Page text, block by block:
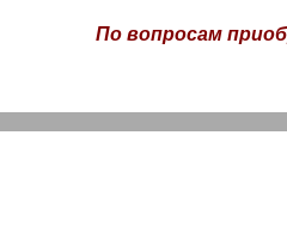
По вопросам